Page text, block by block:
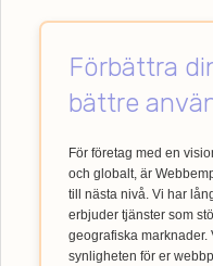
Förbättra
bättre
För företag med en
och globalt, är
till nästa nivå. Vi har
erbjuder tjänster som
geografiska marknader.
synligheten för er